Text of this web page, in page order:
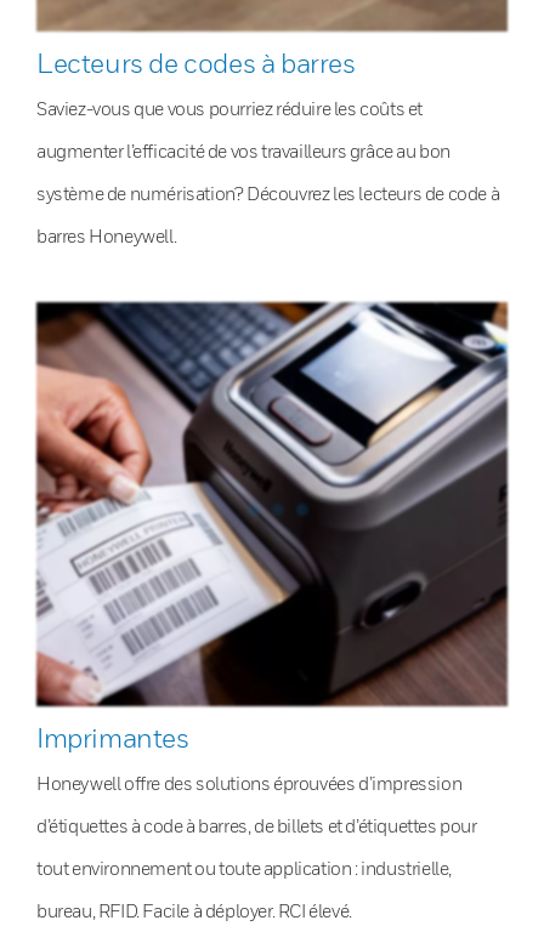
Lecteurs de codes à barres
Saviez-vous que vous pourriez réduire les coûts et
augmenter l’efficacité de vos travailleurs grâce au bon
système de numérisation? Découvrez les lecteurs de code à
barres Honeywell.
Imprimantes
Honeywell offre des solutions éprouvées d’impression
d’étiquettes à code à barres, de billets et d’étiquettes pour
tout environnement ou toute application : industrielle,
bureau, RFID. Facile à déployer. RCI élevé.